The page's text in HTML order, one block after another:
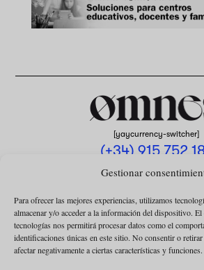
Gestionar
Para ofrecer las mejores experiencias, utilizamos
almacenar y/o acceder a la información del dispositivo. El
tecnologías nos permitirá procesar datos como el
identificaciones únicas en este sitio. No consentir o
afectar negativamente a ciertas características y funciones.
[yaycurrency-switcher]
(+34) 915 752